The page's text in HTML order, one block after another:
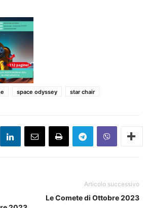
space odyssey star chair
Articolo successivo
Le Comete di Ottobre 2023